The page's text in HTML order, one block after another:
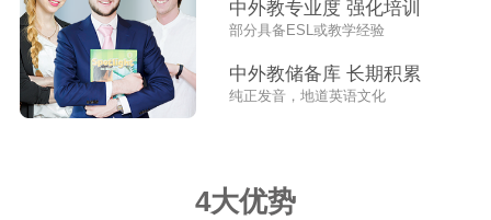
中外教专业度 强化培训
部分具备ESL或教学经验
中外教储备库 长期积累
纯正发音，地道英语文化
4大优势